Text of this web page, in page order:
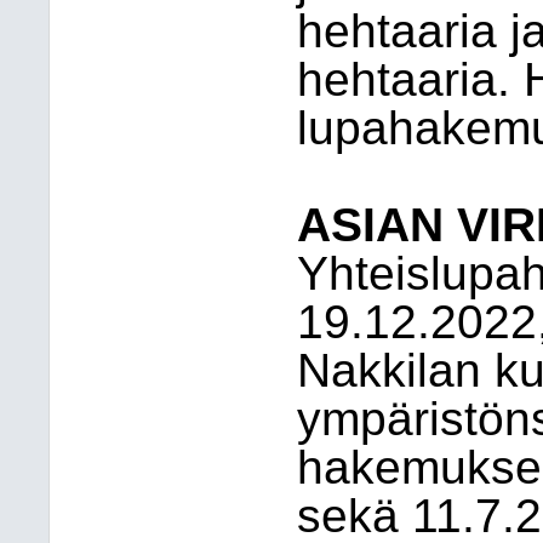
hehtaaria
hehtaaria.
ASIAN
Nakkilan
sekä